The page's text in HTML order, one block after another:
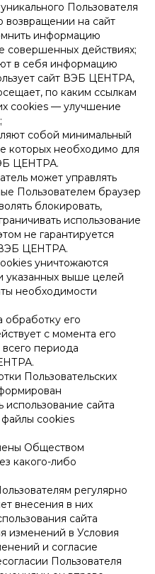
Пользователя
на сайт
информацию
совершенных действиях;
в себя информацию
сайт ВЭБ ЦЕНТРА,
по каким ссылкам
сookies — улучшение
собой минимальный
которых необходимо для
ЦЕНТРА.
может управлять
Пользователем браузер
блокировать,
использование
не гарантируется
ВЭБ ЦЕНТРА.
уничтожаются
выше целей
необходимости
обработку его
с момента его
периода
Пользовательских
сайта
cookies
Обществом
какого-либо
регулярно
внесения в них
сайта
в Условия
и согласие
Пользователя